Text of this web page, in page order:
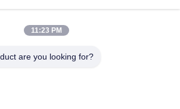
11:23 PM
are you looking for?